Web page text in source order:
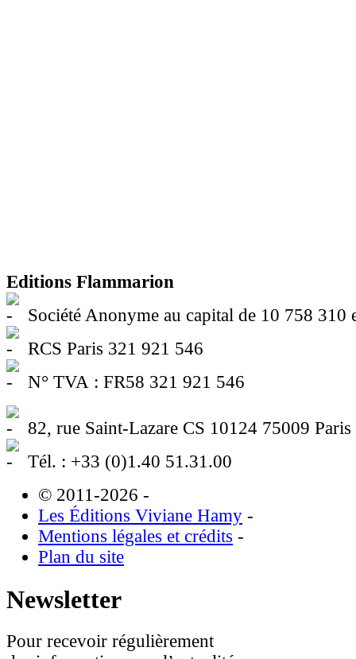
Editions Flammarion
Société Anonyme au capital de 10 758 310
RCS Paris 321 921 546
N° TVA : FR58 321 921 546
82, rue Saint-Lazare CS 10124 75009 Paris
Tél. : +33 (0)1.40 51.31.00
© 2011-2026 -
Les Éditions Viviane Hamy -
Mentions légales et crédits -
Plan du site
Newsletter
Pour recevoir régulièrement